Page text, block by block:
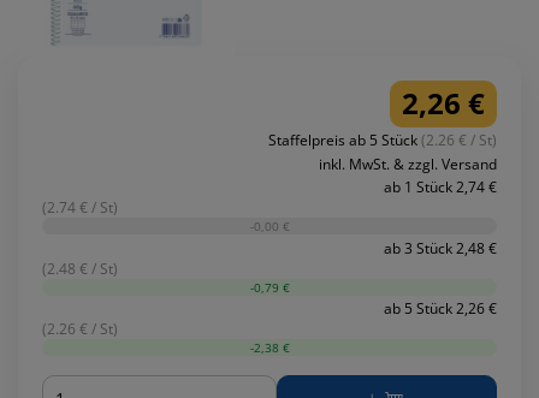
2,26 €
Staffelpreis ab 5 Stück(2.26 € / St)
inkl. MwSt. & zzgl. Versand
ab 1 Stück 2,74 €
(2.74 € / St)
-0,00 €
ab 3 Stück 2,48 €
(2.48 € / St)
-0,79 €
ab 5 Stück 2,26 €
(2.26 € / St)
-2,38 €
Menge